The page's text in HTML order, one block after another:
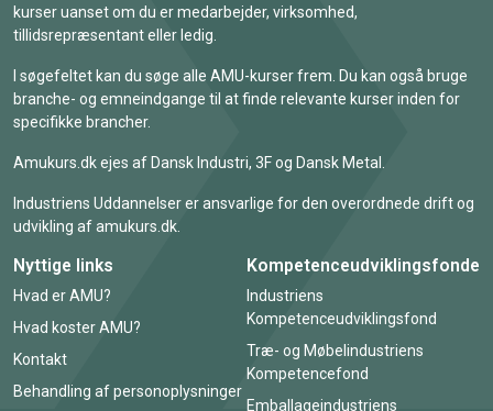
kurser uanset om du er medarbejder, virksomhed,
tillidsrepræsentant eller ledig.
I søgefeltet kan du søge alle AMU-kurser frem. Du kan også bruge
branche- og emneindgange til at finde relevante kurser inden for
specifikke brancher.
Amukurs.dk ejes af Dansk Industri, 3F og Dansk Metal.
Industriens Uddannelser er ansvarlige for den overordnede drift og
udvikling af amukurs.dk.
Nyttige links
Hvad er AMU?
Hvad koster AMU?
Kontakt
Behandling af personoplysninger
Kompetenceudviklingsfonde
Industriens
Kompetenceudviklingsfond
Træ- og Møbelindustriens
Kompetencefond
Emballageindustriens